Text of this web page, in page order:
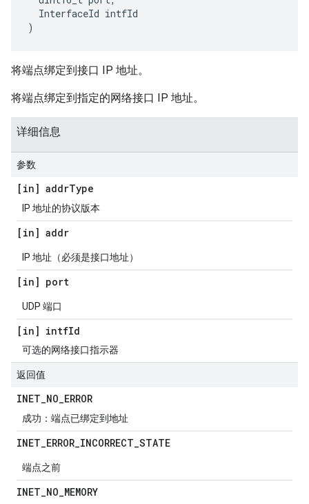
InterfaceId intfId
)
将端点绑定到接口 IP 地址。
将端点绑定到指定的网络接口 IP 地址。
详细信息
参数
[in] addrType
IP 地址的协议版本
[in] addr
IP 地址（必须是接口地址）
[in] port
UDP 端口
[in] intfId
可选的网络接口指示器
返回值
INET_NO_ERROR
成功：端点已绑定到地址
INET_ERROR_INCORRECT_STATE
端点之前
INET_NO_MEMORY